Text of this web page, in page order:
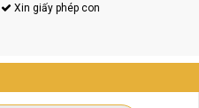
Xin giấy phép con